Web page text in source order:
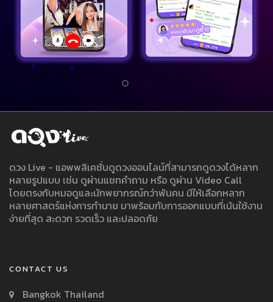
ดวง Live - แอพพลิเคชั่นดูดวงออนไลน์ที่สามารถดูดวงได้หลาก
หลายรูปแบบ เช่น ดูผ่านแชทคำถาม หรือ ดูผ่าน Video Call
โดยตรงกับหมอดูและนักพยากรณ์กว่าพันคน มีให้เลือกหลาก
หลายศาสตร์แห่งการทำนาย มาพร้อมกับการออกแบบที่เน้นใช้งาน
ง่ายที่สุด สะดวก รวดเร็ว และปลอดภัย
CONTACT US
Bangkok Thailand